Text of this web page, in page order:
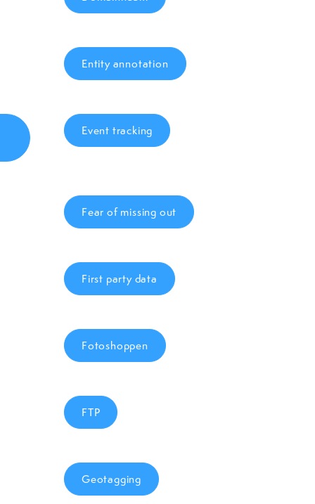
Entity annotation
Event tracking
Fear of missing out
First party data
Fotoshoppen
FTP
Geotagging